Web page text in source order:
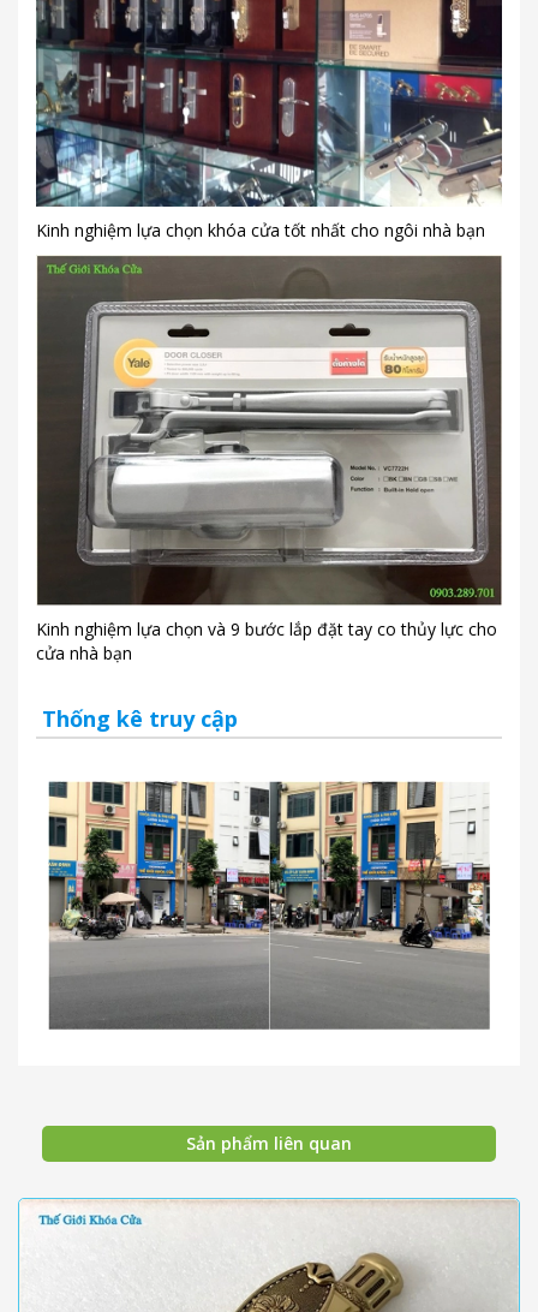
Kinh nghiệm lựa chọn khóa cửa tốt nhất cho ngôi nhà bạn
Kinh nghiệm lựa chọn và 9 bước lắp đặt tay co thủy lực cho
cửa nhà bạn
Thống kê truy cập
Sản phẩm liên quan